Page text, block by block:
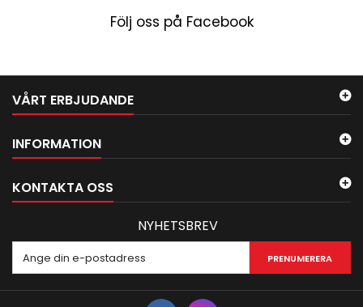
Följ oss på Facebook
VÅRT ERBJUDANDE
INFORMATION
KONTAKTA OSS
NYHETSBREV
PRENUMERERA